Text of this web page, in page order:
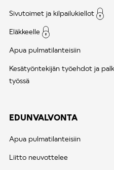
Sivutoimet ja kilpailukiellot
Eläkkeelle
Apua pulmatilanteisiin
Kesätyöntekijän työehdot ja
työssä
EDUNVALVONTA
Apua pulmatilanteisiin
Liitto neuvottelee